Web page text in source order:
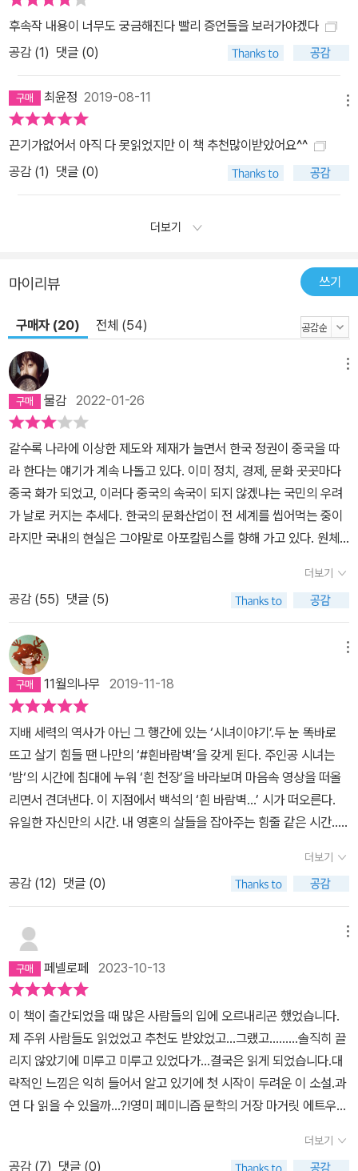
후속작 내용이 너무도 궁금해진다 빨리 증언들을 보러가야겠다
공감 (1) 댓글 (0)
최윤정 2019-08-11
끈기가없어서 아직 다 못읽었지만 이 책 추천많이받았어요^^
공감 (1) 댓글 (0)
더보기
마이리뷰 쓰기
구매자 (20) 전체 (54)
물감2022-01-26
갈수록 나라에 이상한 제도와 제재가 늘면서 한국 정권이 중국을 따
라 한다는 얘기가 계속 나돌고 있다. 이미 정치, 경제, 문화 곳곳마다
중국 화가 되었고, 이러다 중국의 속국이 되지 않겠냐는 국민의 우려
가 날로 커지는 추세다. 한국의 문화산업이 전 세계를 씹어먹는 중이
라지만 국내의 현실은 그야말로 아포칼립스를 향해 가고 있다. 원체
문제로 걱정을 안 할 수가 없는 지경이니, 이제 한국도 디스토피아나
다름없지 않을까. 하여 이참에 마거릿 여사의 대표작이자 디스토피아
물인 <시녀 이야기>를 읽었다. 유명하다니까 엄청 기대했고만 의외
로 평범해서 적잖이 실망했다. 작품성을 떠나 서술 방식이 별로라서
재미를 다 깎아먹었다. 속편인 <증언들>도 이어서 읽으려 했는데 이
래서는 안되겠는데.지금도 작품의 세계관을 잘 모르겠다. 그래서 다
른 분들의 리뷰를 많이 참고했다. 전쟁이 난 후 길리어드라는 단체가
정권을 잡고서 국민을 힘으로 지배했다. 국가의 출생률이 감소하자
길리어드는 여성들의 등급을 매겨서 분류한 뒤 시녀들을 출산의 기계
로 만든다. 모든 것이 통제된 사회 속에 삼엄한 감시를 받았으며 규정
위반자는 장벽에 매달린 시체가 되어야 했다. 자살할 권한마저도 없
는 이들의 이야기는 오늘날 독자들에게 무엇을 경고하는가.기존의 많
은 리뷰가 있으므로 나는 비평만 적겠다. 천천히 읽었는데도 좀처럼
배경과 사태가 파악이 어려웠다. 많은 독자들의 평이 갈린 걸 봐서는
는지를 상상하게 만드는 반면, <시녀 이야기>는 과거를 회상함으로
써 바뀐 현실을 비교하게 만든다. 또한 시녀들의 절대복종과 담담한
태도를 보고 있으면 한참 잘못된 현실이 그리 숨 막히게 느껴지지가
않는다. 게다가 사건보다도 주인공의 내면 설명 위주로 흘러가서 답
답한 진도와 전개를 보여준다. 아무리 일인칭 시점이라도 주인공만
조명한다면 상대적으로 세계관의 입체감이 떨어져 독자가 인지해야
할 사태의 심각성을 놓치게 된다. 그런 이유들이 독자가 작품에 확 와
닿지 못하게끔 방해한다. 이렇듯 문학을 작품성으로만 승부 보려는
만 복종 외에 할 수 있는 게 없으므로 그저 생각에만 머무르고 있다.
그런 상태로 분위기가 고조됨 없이 흘러간다. 판이 커지거나 뒤집어
더보기
공감 (55) 댓글 (5)
11월의나무 2019-11-18
지배 세력의 역사가 아닌 그 행간에 있는 ‘시녀이야기’.두 눈 똑바로
뜨고 살기 힘들 땐 나만의 ‘#흰바람벽’을 갖게 된다. 주인공 시녀는
‘밤‘의 시간에 침대에 누워 ‘흰 천장’을 바라보며 마음속 영상을 떠올
리면서 견뎌낸다. 이 지점에서 백석의 ‘흰 바람벽...’ 시가 떠오른다.
유일한 자신만의 시간. 내 영혼의 살들을 잡아주는 힘줄 같은 시간...
가 연상되는 소설.-🔖이렇게 유효한 사람들이 널려 있는 들판을 지나
나는 내 길을 찾아가야만 한다. 매일매일, 무슨 수를 써서라도. 나는
그런 구분들을 하느라 대단한 노력을 쏟아붓는다. 구분하고 분별할
필요가 있다. 마음속에선 아주 확실하게 해 둘 필요가 있다. p65나는
무엇이든 절대로 그리 순순히 내주지 않을 테다. p65예사라는 건, 여
러분이 익숙해져 있다는 뜻이야. (...) 지금은 보통으로 보이지 않을지
몰라도, 시간이 지나면 그렇게 될 게야. 예사가 될 거야. p65내게 필
요한 건 올바른 시각이다. 액자 하나와 평면 위에 배열된 형상들을 통
해 만들어진 깊이의 환영. 원근법이 필요하다. 그렇지 않으면 고작해
야 2차원뿐일 테니. 원근법이 없으면 벽애 부딪혀 납작하게 으깨진
얼굴로 살야아 할 것이다. p249이 순간만을 살아야 한다. 결코 머물
고 싶지 않은 이 순간만을.하지만 어차피 나는 이 순간 속에 있고, 탈
출구는 없다. 시간은 덫이고, 나는 갇혀 옴짝달싹도 하지 모산다. 내
비밀 이름과 과거로 향하는 길은 모두 잊어야 한다. 내 이름은 이제 오
더보기
공감 (12) 댓글 (0)
페넬로페 2023-10-13
이 책이 출간되었을 때 많은 사람들의 입에 오르내리곤 했었습니다.
제 주위 사람들도 읽었었고 추천도 받았었고...그랬고.........솔직히 끌
리지 않았기에 미루고 미루고 있었다가...결국은 읽게 되었습니다.대
략적인 느낌은 익히 들어서 알고 있기에 첫 시작이 두려운 이 소설.과
연 다 읽을 수 있을까...?!​영미 페미니즘 문학의 거장 마거릿 에트우드
권력의 어두운 관계를 파헤친섬뜩한 디스토피아 소설​『시녀 이야기』2
더보기
공감 (7) 댓글 (0)